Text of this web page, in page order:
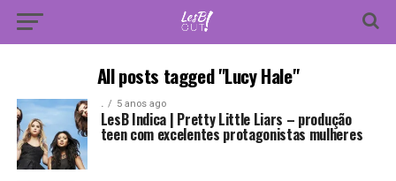
All posts tagged "Lucy Hale"
. 5 anos ago
LesB Indica | Pretty Little Liars – produção
teen com excelentes protagonistas mulheres